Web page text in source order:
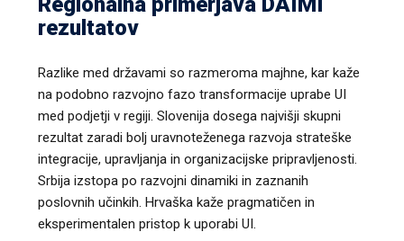
rezultatov
Razlike med državami so razmeroma majhne, kar kaže
na podobno razvojno fazo transformacije uprabe UI
med podjetji v regiji. Slovenija dosega najvišji skupni
rezultat zaradi bolj uravnoteženega razvoja strateške
integracije, upravljanja in organizacijske pripravljenosti.
Srbija izstopa po razvojni dinamiki in zaznanih
poslovnih učinkih. Hrvaška kaže pragmatičen in
eksperimentalen pristop k uporabi UI.